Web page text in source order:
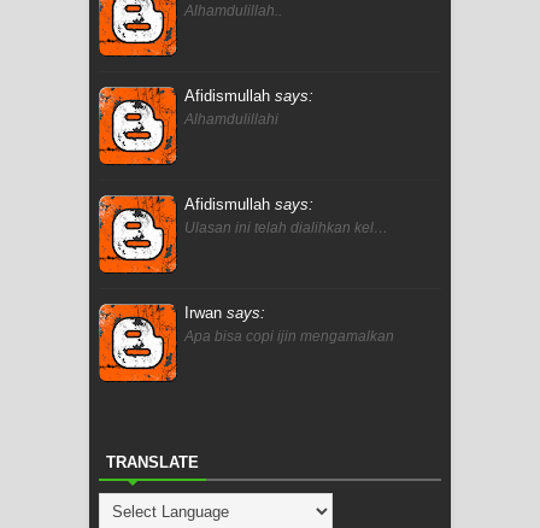
Alhamdulillah..
Afidismullah says:
Alhamdulillahi
Afidismullah says:
Ulasan ini telah dialihkan kel…
Irwan says:
Apa bisa copi ijin mengamalkan
TRANSLATE